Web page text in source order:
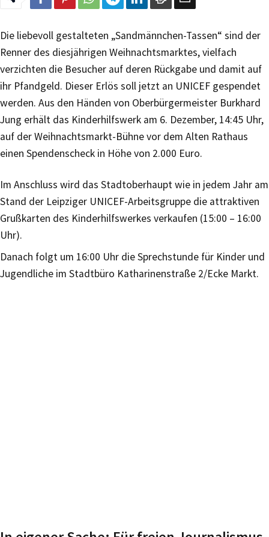
Die liebevoll gestalteten „Sandmännchen-Tassen“ sind der
Renner des diesjährigen Weihnachtsmarktes, vielfach
verzichten die Besucher auf deren Rückgabe und damit auf
ihr Pfandgeld. Dieser Erlös soll jetzt an UNICEF gespendet
werden. Aus den Händen von Oberbürgermeister Burkhard
Jung erhält das Kinderhilfswerk am 6. Dezember, 14:45 Uhr,
auf der Weihnachtsmarkt-Bühne vor dem Alten Rathaus
einen Spendenscheck in Höhe von 2.000 Euro.
Im Anschluss wird das Stadtoberhaupt wie in jedem Jahr am
Stand der Leipziger UNICEF-Arbeitsgruppe die attraktiven
Grußkarten des Kinderhilfswerkes verkaufen (15:00 – 16:00
Uhr).
Danach folgt um 16:00 Uhr die Sprechstunde für Kinder und
Jugendliche im Stadtbüro Katharinenstraße 2/Ecke Markt.